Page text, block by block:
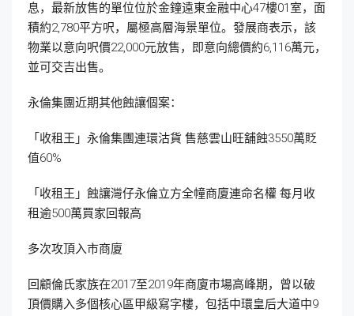
息，最新放售的單位位於金鐘遠東金融中心47樓01室，面
積約2,780平方呎，屬極高層海景單位。發展商表示，該
物業以意向呎價22,000元放售，即意向總價約6,116萬元，
並可交吉出售。
永倫集團近期其他蝕讓個案：
「收租王」永倫集團連環沽貨 售慈雲山旺舖蝕3550萬貶
值60%
「收租王」蝕讓灣仔永倫立方全幢商廈連命名權 每月收
租逾500萬買家回報高
多次攻頂入市商廈
回顧倫氏家族在2017至2019年商廈市場高峰期，曾以破
頂價購入多個核心區甲級寫字樓，包括中環皇后大道中9